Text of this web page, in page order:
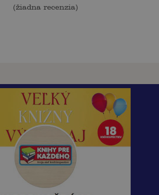
(žiadna recenzia)